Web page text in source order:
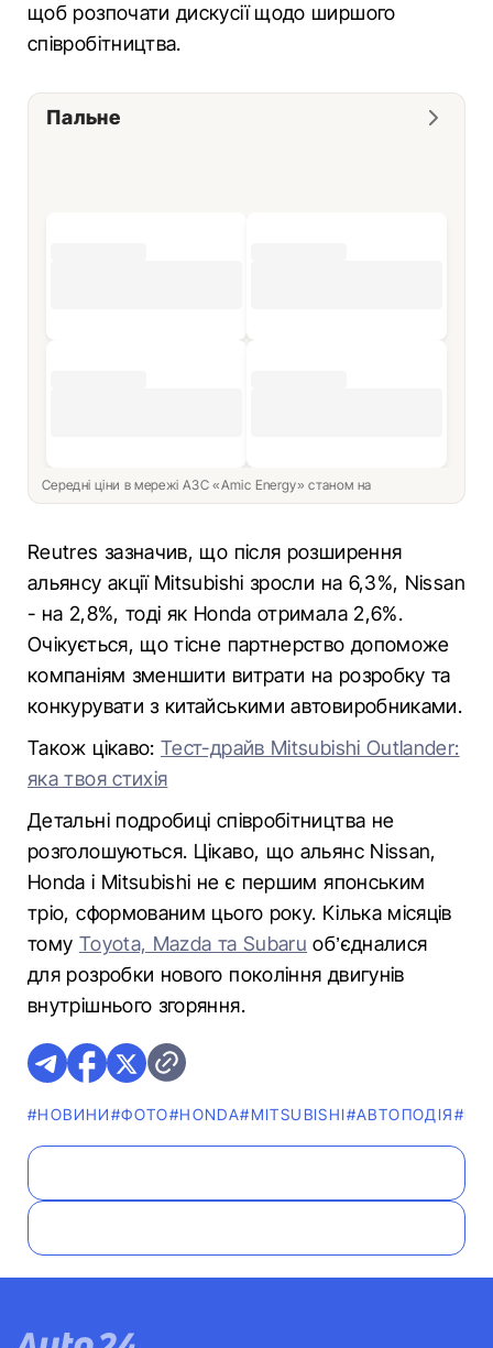
щоб розпочати дискусії щодо ширшого
співробітництва.
Пальне
Середні ціни в мережі АЗС «Amic Energy» станом на
Reutres зазначив, що після розширення
альянсу акції Mitsubishi зросли на 6,3%, Nissan
- на 2,8%, тоді як Honda отримала 2,6%.
Очікується, що тісне партнерство допоможе
компаніям зменшити витрати на розробку та
конкурувати з китайськими автовиробниками.
Також цікаво:Тест-драйв Mitsubishi Outlander:
яка твоя стихія
Детальні подробиці співробітництва не
розголошуються. Цікаво, що альянс Nissan,
Honda і Mitsubishi не є першим японським
тріо, сформованим цього року. Кілька місяців
тому Toyota, Mazda та Subaru об’єдналися
для розробки нового покоління двигунів
внутрішнього згоряння.
#НОВИНИ#ФОТО#HONDA#MITSUBISHI#АВТОПОДІЯ